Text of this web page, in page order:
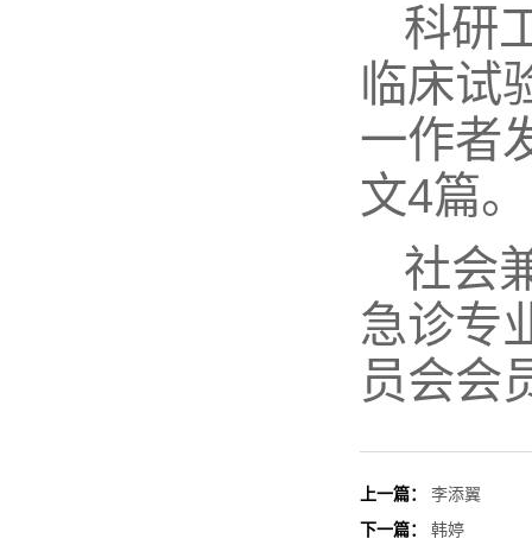
科研
临床试
一作者
文4篇。
社会
急诊专
员会会
上一篇：
李添翼
下一篇：
韩婷